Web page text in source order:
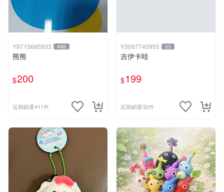
Y9715695933 486
熊熊
$200
近期銷量411件
Y3097745955 33
吉伊卡哇
$199
近期銷量32件